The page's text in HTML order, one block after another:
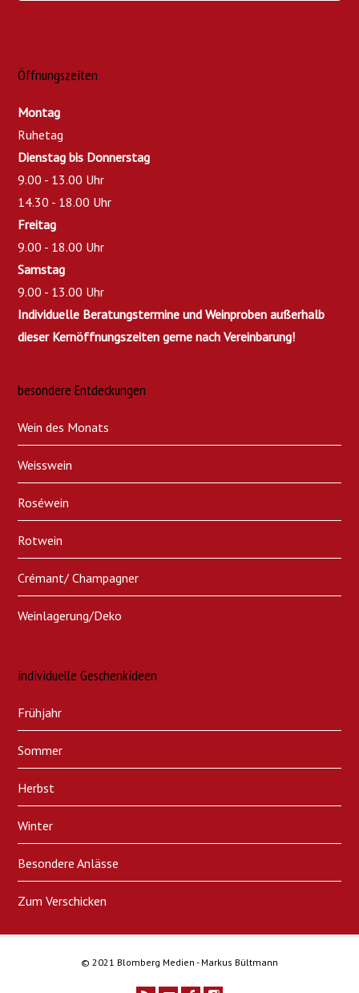
Öffnungszeiten
Montag
Ruhetag
Dienstag bis Donnerstag
9.00 - 13.00 Uhr
14.30 - 18.00 Uhr
Freitag
9.00 - 18.00 Uhr
Samstag
9.00 - 13.00 Uhr
Individuelle Beratungstermine und Weinproben außerhalb
dieser Kernöffnungszeiten gerne nach Vereinbarung!
besondere Entdeckungen
Wein des Monats
Weisswein
Roséwein
Rotwein
Crémant/ Champagner
Weinlagerung/Deko
individuelle Geschenkideen
Frühjahr
Sommer
Herbst
Winter
Besondere Anlässe
Zum Verschicken
© 2021 Blomberg Medien - Markus Bültmann